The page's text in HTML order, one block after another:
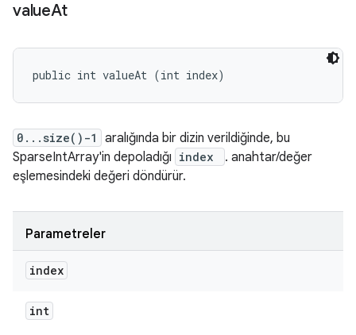
valueAt
public int valueAt (int index)
0...size()-1
aralığında bir dizin verildiğinde, bu
SparseIntArray'in depoladığı index
. anahtar/değer
eşlemesindeki değeri döndürür.
Parametreler
index
int